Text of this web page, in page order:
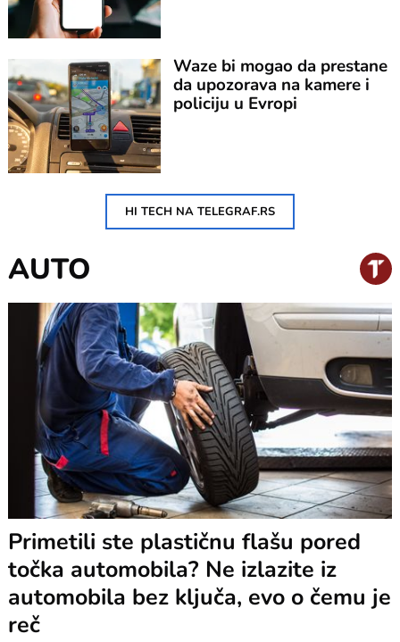
Waze bi mogao da prestane
da upozorava na kamere i
policiju u Evropi
HI TECH NA TELEGRAF.RS
AUTO
Primetili ste plastičnu flašu pored
točka automobila? Ne izlazite iz
automobila bez ključa, evo o čemu je
reč